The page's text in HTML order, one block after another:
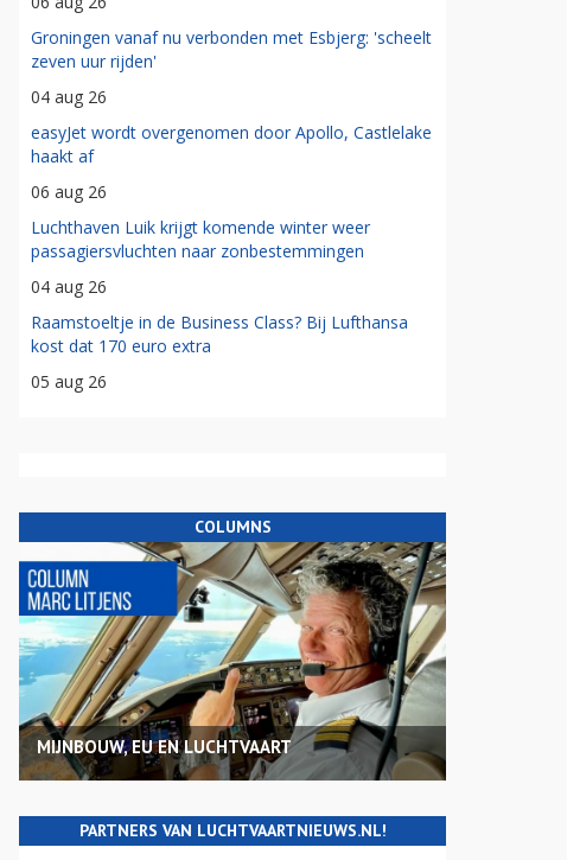
Groningen vanaf nu verbonden met Esbjerg: 'scheelt
zeven uur rijden'
04 aug 26
easyJet wordt overgenomen door Apollo, Castlelake
haakt af
06 aug 26
Luchthaven Luik krijgt komende winter weer
passagiersvluchten naar zonbestemmingen
04 aug 26
Raamstoeltje in de Business Class? Bij Lufthansa
kost dat 170 euro extra
05 aug 26
COLUMNS
MIJNBOUW, EU EN LUCHTVAART
PARTNERS VAN LUCHTVAARTNIEUWS.NL!